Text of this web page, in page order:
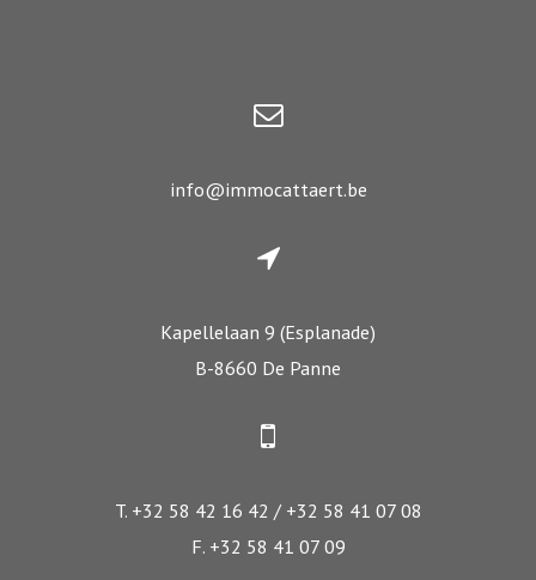
info@immocattaert.be
Kapellelaan 9 (Esplanade)
B-8660 De Panne
T. +32 58 42 16 42 / +32 58 41 07 08
F. +32 58 41 07 09